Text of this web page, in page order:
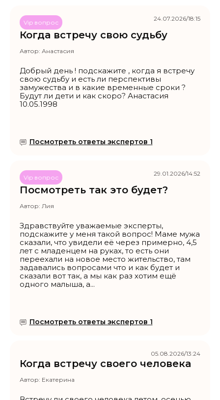
Когда встречу свою судьбу
Vip вопрос
Автор: Анастасия
Добрый день ! подскажите , когда я встречу
свою судьбу и есть ли перспективы
замужества и в какие временные сроки ?
Будут ли дети и как скоро? Анастасия
10.05.1998
Посмотреть ответы экспертов 1
24.07.2026/18:15
Посмотреть так это будет?
Vip вопрос
Автор: Лия
Здравствуйте уважаемые эксперты,
подскажите у меня такой вопрос! Маме мужа
сказали, что увидели её через примерно, 4,5
лет с младенцем на руках, то есть они
переехали на новое место жительство, там
задавались вопросами что и как будет и
сказали вот так, а мы как раз хотим ещё
одного малыша, а...
Посмотреть ответы экспертов 1
29.01.2026/14:52
Когда встречу своего человека
Автор: Екатерина
05.08.2026/13:24